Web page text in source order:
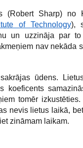
(Robert Sharp) no
of Technology),
un uzzināja par
nav nekāda
ūdens.
koeficents
tomēr izkustēties.
nevis lietus laikā,
zināmam laikam.